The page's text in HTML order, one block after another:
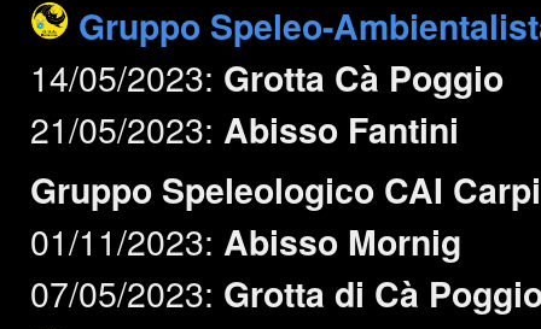
Gruppo Speleo-
14/05/2023: Grotta Cà Poggio
21/05/2023: Abisso Fantini
Gruppo Speleologico CAI Carpi
01/11/2023: Abisso Mornig
07/05/2023: Grotta di Cà